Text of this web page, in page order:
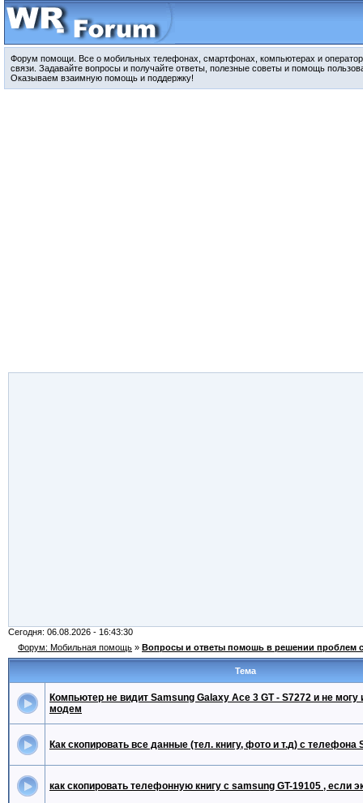
Форум помощи. Все о мобильных телефонах, смартфонах, компьютерах и
связи. Задавайте вопросы и получайте ответы, полезные советы и помощь
Оказываем взаимную помощь и поддержку!
Сегодня: 06.08.2026 - 16:43:30
Форум: Мобильная помощь » Вопросы и ответы помошь в решении проблем
Тема
Компьютер не видит Samsung Galaxy Ace 3 GT - S7272 и не могу
модем
Как скопировать все данные (тел. книгу, фото и т.д) с телефона
как скопировать телефонную книгу с samsung GT-19105 , если